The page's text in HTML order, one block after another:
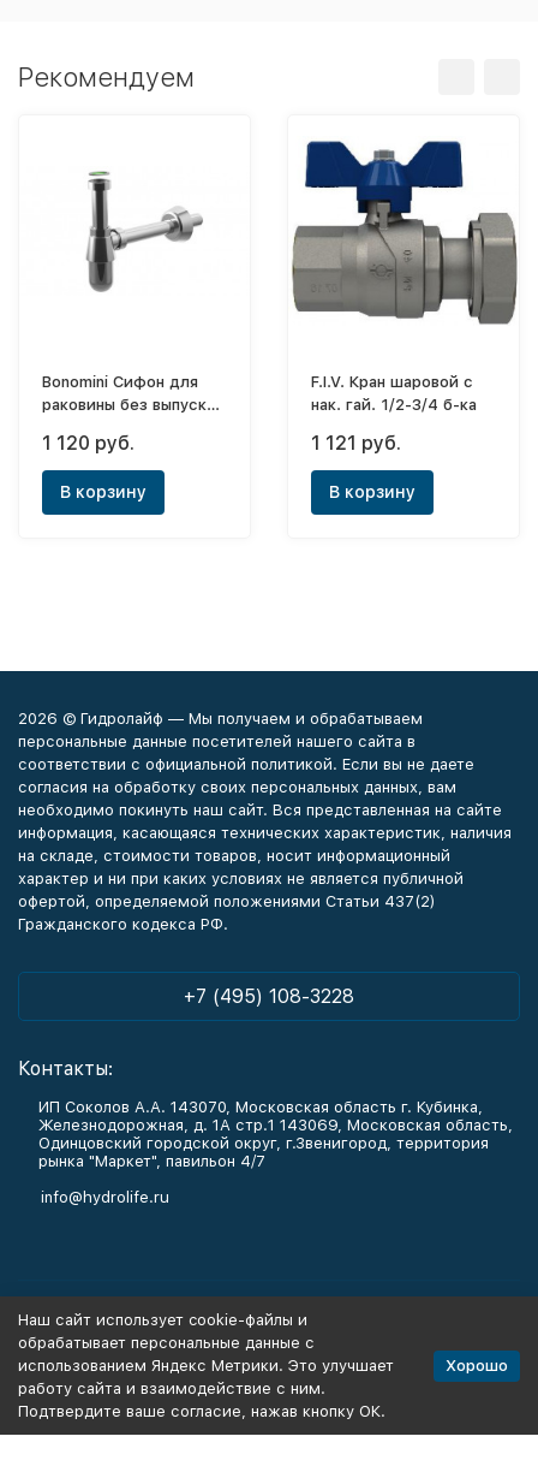
Рекомендуем
Bonomini Сифон для
раковины без выпуска
1 120 руб.
В корзину
F.I.V. Кран шаровой с
нак. гай. 1/2-3/4 б-ка
1 121 руб.
В корзину
2026 © Гидролайф — Мы получаем и обрабатываем
персональные данные посетителей нашего сайта в
соответствии с официальной политикой. Если вы не даете
согласия на обработку своих персональных данных, вам
необходимо покинуть наш сайт. Вся представленная на сайте
информация, касающаяся технических характеристик, наличия
на складе, стоимости товаров, носит информационный
характер и ни при каких условиях не является публичной
офертой, определяемой положениями Статьи 437(2)
Гражданского кодекса РФ.
+7 (495) 108-3228
Контакты:
ИП Соколов А.А. 143070, Московская область г. Кубинка,
Железнодорожная, д. 1А стр.1 143069, Московская область,
Одинцовский городской округ, г.Звенигород, территория
рынка "Маркет", павильон 4/7
info@hydrolife.ru
Информация
Политика персональных данных
Наш сайт использует cookie-файлы и
обрабатывает персональные данные с
использованием Яндекс Метрики. Это улучшает
работу сайта и взаимодействие с ним.
Подтвердите ваше согласие, нажав кнопку ОК.
Хорошо